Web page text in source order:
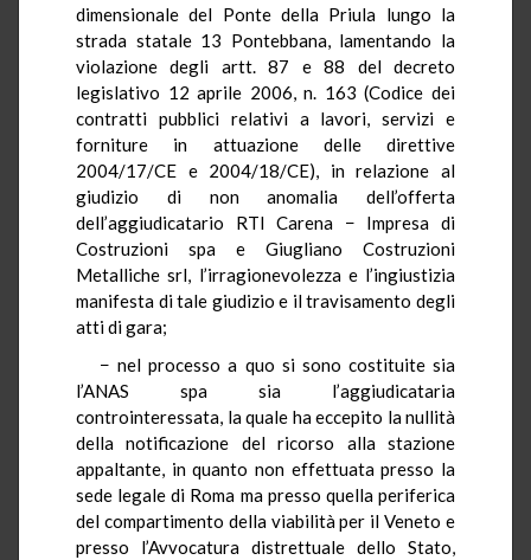
dimensionale del Ponte della Priula lungo la
strada statale 13 Pontebbana, lamentando la
violazione degli artt. 87 e 88 del decreto
legislativo 12 aprile 2006, n. 163 (Codice dei
contratti pubblici relativi a lavori, servizi e
forniture in attuazione delle direttive
2004/17/CE e 2004/18/CE), in relazione al
giudizio di non anomalia dell’offerta
dell’aggiudicatario RTI Carena − Impresa di
Costruzioni spa e Giugliano Costruzioni
Metalliche srl, l’irragionevolezza e l’ingiustizia
manifesta di tale giudizio e il travisamento degli
atti di gara;
− nel processo a quo si sono costituite sia
l’ANAS spa sia l’aggiudicataria
controinteressata, la quale ha eccepito la nullità
della notificazione del ricorso alla stazione
appaltante, in quanto non effettuata presso la
sede legale di Roma ma presso quella periferica
del compartimento della viabilità per il Veneto e
presso l’Avvocatura distrettuale dello Stato,